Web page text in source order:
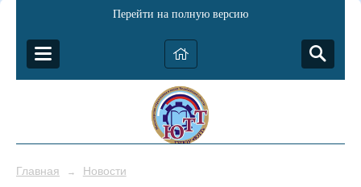
Перейти на полную версию
Главная → Новости